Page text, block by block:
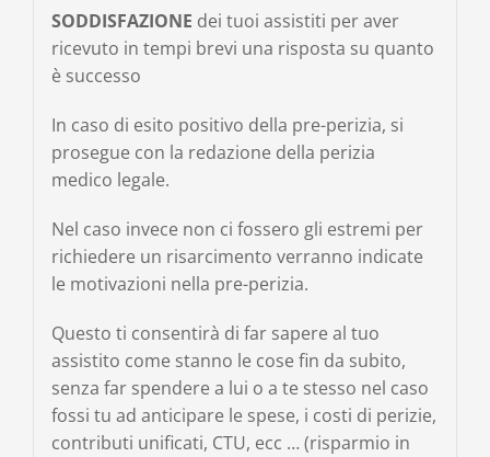
SODDISFAZIONE dei tuoi assistiti per aver
ricevuto in tempi brevi una risposta su quanto
è successo
In caso di esito positivo della pre-perizia, si
prosegue con la redazione della perizia
medico legale.
Nel caso invece non ci fossero gli estremi per
richiedere un risarcimento verranno indicate
le motivazioni nella pre-perizia.
Questo ti consentirà di far sapere al tuo
assistito come stanno le cose fin da subito,
senza far spendere a lui o a te stesso nel caso
fossi tu ad anticipare le spese, i costi di perizie,
contributi unificati, CTU, ecc … (risparmio in